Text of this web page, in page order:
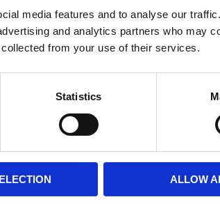
media features and to analyse our
and analytics partners who may
from your use of their services.
Statistics
ALLOW
snörning i midjan.
200kr /st
längre
275kr /st